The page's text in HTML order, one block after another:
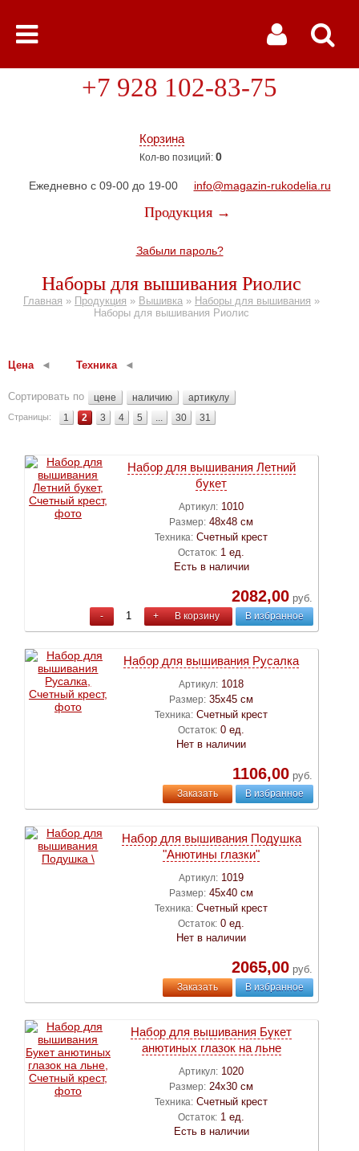
Корзина
Кол-во позиций: 0
+7 928 102-83-75
Ежедневно с 09-00 до 19-00 info@magazin-rukodelia.ru
Продукция →
Забыли пароль?
Наборы для вышивания Риолис
Главная » Продукция » Вышивка » Наборы для вышивания »
Наборы для вышивания Риолис
Цена Техника
Сортировать по цене наличию артикулу
Страницы: 1 2 3 4 5 ... 30 31
Набор для вышивания Летний
букет
Артикул: 1010
Размер: 48х48 см
Техника: Счетный крест
Остаток: 1 ед.
Есть в наличии
2082,00руб.
- + В корзину В избранное
Набор для вышивания Русалка
Артикул: 1018
Размер: 35х45 см
Техника: Счетный крест
Остаток: 0 ед.
Нет в наличии
1106,00руб.
Заказать В избранное
Набор для вышивания Подушка
"Анютины глазки"
Артикул: 1019
Размер: 45х40 см
Техника: Счетный крест
Остаток: 0 ед.
Нет в наличии
2065,00руб.
Заказать В избранное
Набор для вышивания Букет
анютиных глазок на льне
Артикул: 1020
Размер: 24х30 см
Техника: Счетный крест
Остаток: 1 ед.
Есть в наличии